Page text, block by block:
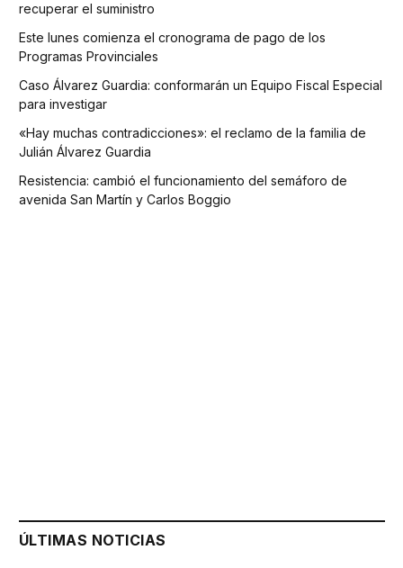
recuperar el suministro
Este lunes comienza el cronograma de pago de los
Programas Provinciales
Caso Álvarez Guardia: conformarán un Equipo Fiscal Especial
para investigar
«Hay muchas contradicciones»: el reclamo de la familia de
Julián Álvarez Guardia
Resistencia: cambió el funcionamiento del semáforo de
avenida San Martín y Carlos Boggio
ÚLTIMAS NOTICIAS